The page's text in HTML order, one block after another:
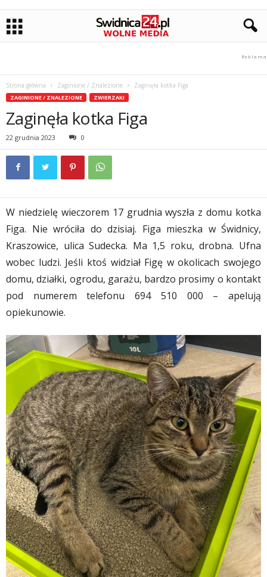
Strona główna Zaginione / Znalezione Zaginęła kotka Figa
ZAGINIONE / ZNALEZIONE ZWIERZAKI
Zaginęła kotka Figa
22 grudnia 2023 0
W niedzielę wieczorem 17 grudnia wyszła z domu kotka
Figa. Nie wróciła do dzisiaj. Figa mieszka w Świdnicy,
Kraszowice, ulica Sudecka. Ma 1,5 roku, drobna. Ufna
wobec ludzi. Jeśli ktoś widział Figę w okolicach swojego
domu, działki, ogrodu, garażu, bardzo prosimy o kontakt
pod numerem telefonu 694 510 000 – apelują
opiekunowie.